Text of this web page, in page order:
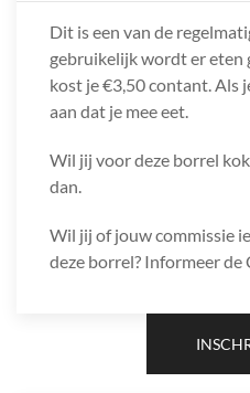
Dit is een van de
gebruikelijk wordt er eten
kost je €3,50 contant. Als
aan dat je mee eet.
Wil jij voor deze borrel
dan.
Wil jij of jouw commissie
deze borrel? Informeer de